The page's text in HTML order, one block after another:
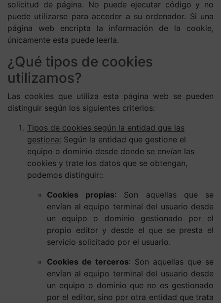
solicitud de página. No puede ejecutar código y no
puede utilizarse para acceder a su ordenador. Si una
página web encripta la información de la cookie,
únicamente esta puede leerla.
¿Qué tipos de cookies
utilizamos?
Las cookies que utiliza esta página web se pueden
distinguir según los siguientes criterios:
Tipos de cookies según la entidad que las
gestiona: Según la entidad que gestione el
equipo o dominio desde donde se envían las
cookies y trate los datos que se obtengan,
podemos distinguir::
Cookies propias: Son aquellas que se
envían al equipo terminal del usuario desde
un equipo o dominio gestionado por el
propio editor y desde el que se presta el
servicio solicitado por el usuario.
Cookies de terceros: Son aquellas que se
envían al equipo terminal del usuario desde
un equipo o dominio que no es gestionado
por el editor, sino por otra entidad que trata